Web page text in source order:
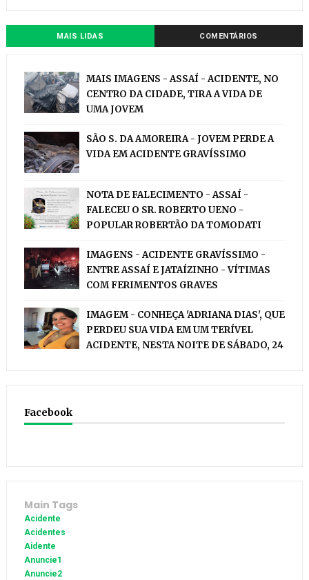
MAIS LIDAS COMENTÁRIOS
MAIS IMAGENS - ASSAÍ - ACIDENTE, NO
CENTRO DA CIDADE, TIRA A VIDA DE
UMA JOVEM
SÃO S. DA AMOREIRA - JOVEM PERDE A
VIDA EM ACIDENTE GRAVÍSSIMO
NOTA DE FALECIMENTO - ASSAÍ -
FALECEU O SR. ROBERTO UENO -
POPULAR ROBERTÃO DA TOMODATI
IMAGENS - ACIDENTE GRAVÍSSIMO -
ENTRE ASSAÍ E JATAÍZINHO - VÍTIMAS
COM FERIMENTOS GRAVES
IMAGEM - CONHEÇA 'ADRIANA DIAS', QUE
PERDEU SUA VIDA EM UM TERÍVEL
ACIDENTE, NESTA NOITE DE SÁBADO, 24
Facebook
Main Tags
Acidente
Acidentes
Aidente
Anuncie1
Anuncie2